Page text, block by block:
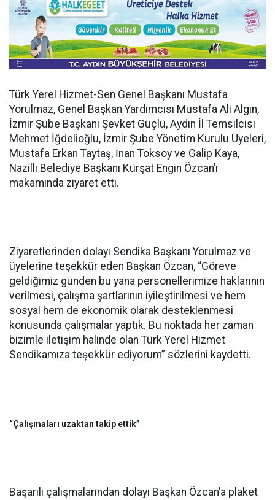
Türk Yerel Hizmet-Sen Genel Başkanı Mustafa
Yorulmaz, Genel Başkan Yardımcısı Mustafa Ali Algın,
İzmir Şube Başkanı Şevket Güçlü, Aydın İl Temsilcisi
Mehmet İğdelioğlu, İzmir Şube Yönetim Kurulu Üyeleri,
Mustafa Erkan Taytaş, İnan Toksoy ve Galip Kaya,
Nazilli Belediye Başkanı Kürşat Engin Özcan’ı
makamında ziyaret etti.
Ziyaretlerinden dolayı Sendika Başkanı Yorulmaz ve
üyelerine teşekkür eden Başkan Özcan, “Göreve
geldiğimiz günden bu yana personellerimize haklarının
verilmesi, çalışma şartlarının iyileştirilmesi ve hem
sosyal hem de ekonomik olarak desteklenmesi
konusunda çalışmalar yaptık. Bu noktada her zaman
bizimle iletişim halinde olan Türk Yerel Hizmet
Sendikamıza teşekkür ediyorum” sözlerini kaydetti.
“Çalışmaları uzaktan takip ettik”
Başarılı çalışmalarından dolayı Başkan Özcan’a plaket